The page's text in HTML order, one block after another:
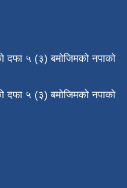
५ (३) बमोजिमको नपाको
५ (३) बमोजिमको नपाको